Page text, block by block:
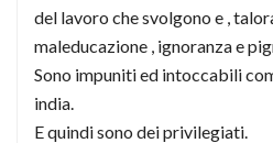
del lavoro che svolgono e ,
maleducazione , ignoranza e
Sono impuniti ed intoccabili
india.
E quindi sono dei privilegiati.